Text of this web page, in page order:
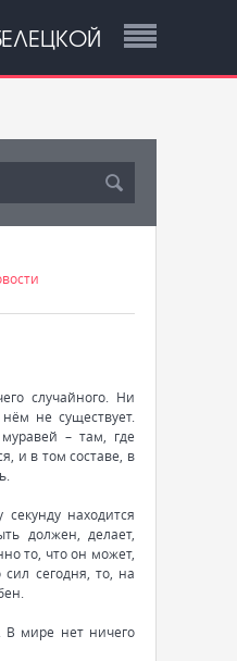
случайного. Ни
не существует.
– там, где
и в том составе, в
находится
должен, делает,
то, что он может,
сил сегодня, то, на
В мире нет ничего